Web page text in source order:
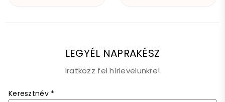
LEGYÉL NAPRAKÉSZ
Iratkozz fel hírlevelünkre!
Keresztnév *